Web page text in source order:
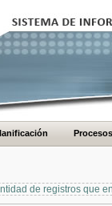
Procesos
de registros que